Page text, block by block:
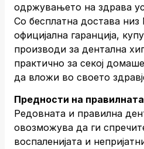
одржувањето на здрава
Со бесплатна достава низ
официјална гаранција,
производи за дентална
практично за секој
да вложи во своето
Предности на
Редовната и правилна
овозможува да ги
воспаленијата и